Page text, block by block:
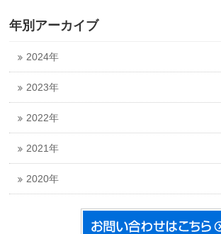
年別アーカイブ
2024年
2023年
2022年
2021年
2020年